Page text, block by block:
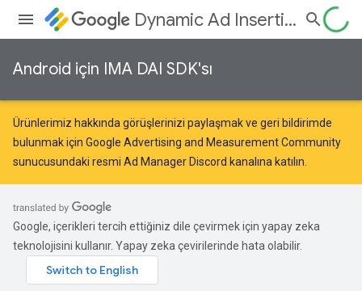
Dynamic Ad Insertion
Android için IMA DAI SDK'sı
Ürünlerimiz hakkında görüşlerinizi paylaşmak ve geri bildirimde
bulunmak için Google Advertising and Measurement Community
sunucusundaki resmi Ad Manager Discord kanalına katılın.
Google, içerikleri tercih ettiğiniz dile çevirmek için yapay zeka
teknolojisini kullanır. Yapay zeka çevirilerinde hata olabilir.